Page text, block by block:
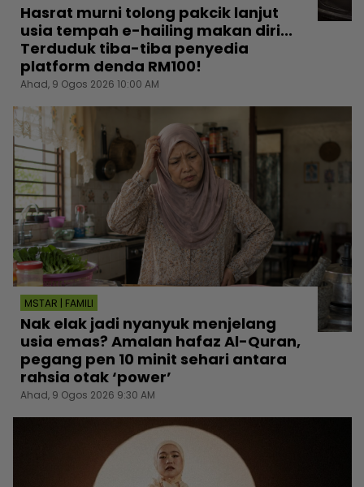
Hasrat murni tolong pakcik lanjut
usia tempah e-hailing makan diri...
Terduduk tiba-tiba penyedia
platform denda RM100!
Ahad, 9 Ogos 2026 10:00 AM
MSTAR | FAMILI
Nak elak jadi nyanyuk menjelang
usia emas? Amalan hafaz Al-Quran,
pegang pen 10 minit sehari antara
rahsia otak ‘power’
Ahad, 9 Ogos 2026 9:30 AM